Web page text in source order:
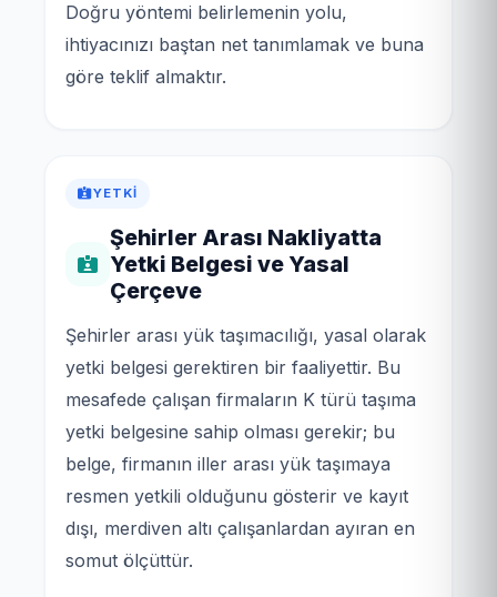
Doğru yöntemi belirlemenin yolu,
ihtiyacınızı baştan net tanımlamak ve buna
göre teklif almaktır.
YETKI
Şehirler Arası Nakliyatta
Yetki Belgesi ve Yasal
Çerçeve
Şehirler arası yük taşımacılığı, yasal olarak
yetki belgesi gerektiren bir faaliyettir. Bu
mesafede çalışan firmaların K türü taşıma
yetki belgesine sahip olması gerekir; bu
belge, firmanın iller arası yük taşımaya
resmen yetkili olduğunu gösterir ve kayıt
dışı, merdiven altı çalışanlardan ayıran en
somut ölçüttür.